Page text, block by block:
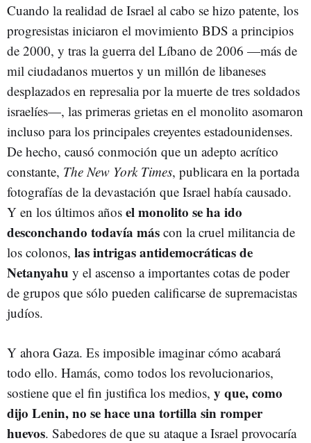
Cuando la realidad de Israel al cabo se hizo patente, los
progresistas iniciaron el movimiento BDS a principios
de 2000, y tras la guerra del Líbano de 2006 —más de
mil ciudadanos muertos y un millón de libaneses
desplazados en represalia por la muerte de tres soldados
israelíes—, las primeras grietas en el monolito asomaron
incluso para los principales creyentes estadounidenses.
De hecho, causó conmoción que un adepto acrítico
constante, The New York Times, publicara en la portada
fotografías de la devastación que Israel había causado.
Y en los últimos años el monolito se ha ido
desconchando todavía más con la cruel militancia de
los colonos, las intrigas antidemocráticas de
Netanyahu y el ascenso a importantes cotas de poder
de grupos que sólo pueden calificarse de supremacistas
judíos.
Y ahora Gaza. Es imposible imaginar cómo acabará
todo ello. Hamás, como todos los revolucionarios,
sostiene que el fin justifica los medios, y que, como
dijo Lenin, no se hace una tortilla sin romper
huevos. Sabedores de que su ataque a Israel provocaría